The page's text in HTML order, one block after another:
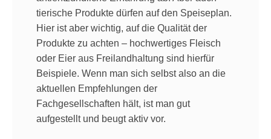
tierische Produkte dürfen auf den Speiseplan.
Hier ist aber wichtig, auf die Qualität der
Produkte zu achten – hochwertiges Fleisch
oder Eier aus Freilandhaltung sind hierfür
Beispiele. Wenn man sich selbst also an die
aktuellen Empfehlungen der
Fachgesellschaften hält, ist man gut
aufgestellt und beugt aktiv vor.